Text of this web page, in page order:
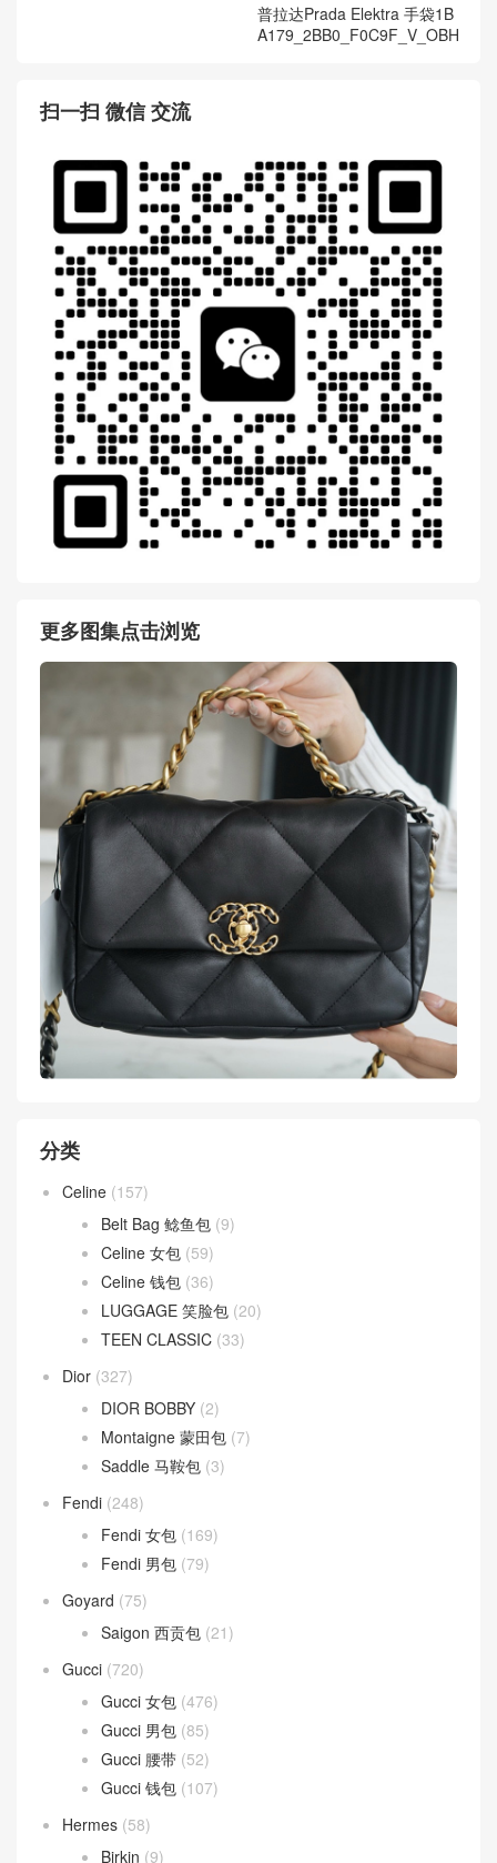
普拉达Prada Elektra 手袋1B
A179_2BB0_F0C9F_V_OBH
更多图集点击浏览
分类
Celine(157)
Belt Bag 鲶鱼包(9)
Celine 女包 (59)
Celine 钱包 (36)
LUGGAGE 笑脸包(20)
TEEN CLASSIC
Dior
(327)
DIOR BOBBY(2)
Montaigne 蒙田包
Saddle 马鞍包
Fendi (248)
Fendi 女包 (169)
Fendi 男包
Goyard(75)
Saigon 西贡包
Gucci(720)
Gucci 女包 (476)
Gucci 男包 (85)
Gucci 腰带 (52)
Gucci 钱包
Hermes(58)